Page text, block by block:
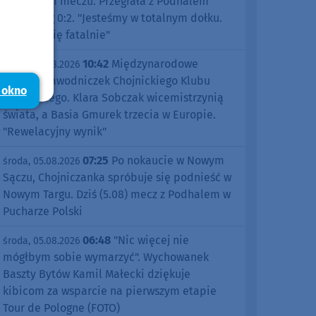
Nowy Targ 0:2. "Jesteśmy w totalnym dołku.
Czujemy się fatalnie"
środa, 05.08.2026 10:42 Międzynarodowe
sukcesy zawodniczek Chojnickiego Klubu
Żeglarskiego. Klara Sobczak wicemistrzynią
świata, a Basia Gmurek trzecia w Europie.
"Rewelacyjny wynik"
środa, 05.08.2026 07:25 Po nokaucie w Nowym
Sączu, Chojniczanka spróbuje się podnieść w
Nowym Targu. Dziś (5.08) mecz z Podhalem w
Pucharze Polski
środa, 05.08.2026 06:48 "Nic więcej nie
mógłbym sobie wymarzyć". Wychowanek
Baszty Bytów Kamil Małecki dziękuje
kibicom za wsparcie na pierwszym etapie
Tour de Pologne (FOTO)